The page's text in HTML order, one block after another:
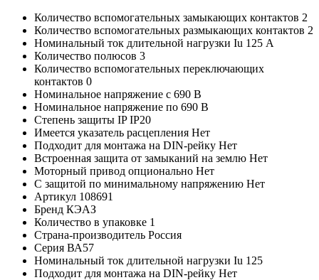
Количество вспомогательных замыкающих контактов 2
Количество вспомогательных размыкающих контактов 2
Номинальный ток длительной нагрузки Iu 125 А
Количество полюсов 3
Количество вспомогательных переключающих
контактов 0
Номинальное напряжение с 690 В
Номинальное напряжение по 690 В
Степень защиты IP IP20
Имеется указатель расцепления Нет
Подходит для монтажа на DIN-рейку Нет
Встроенная защита от замыканий на землю Нет
Моторный привод опционально Нет
С защитой по минимальному напряжению Нет
Артикул 108691
Бренд КЭАЗ
Количество в упаковке 1
Страна-производитель Россия
Серия ВА57
Номинальный ток длительной нагрузки Iu 125
Подходит для монтажа на DIN-рейку Нет